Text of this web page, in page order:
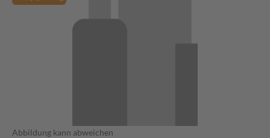
Abbildung kann abweichen